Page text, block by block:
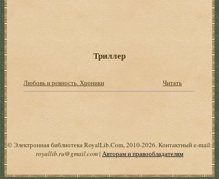
Триллер
Любовь и ревность. Хроники Читать
© Электронная библиотека RoyalLib.Com, 2010-2026. Контактный e-mail:
royallib.ru@gmail.com| Авторам и правообладателям